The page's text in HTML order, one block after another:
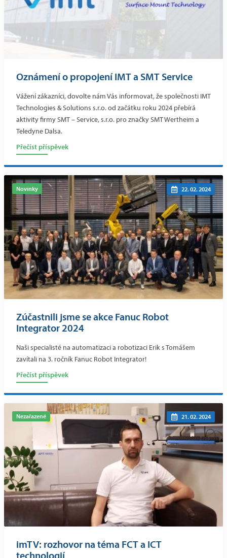
Oznámení o propojení IMT a SMT Service
Vážení zákazníci, dovolte nám Vás informovat, že společnosti IMT
Technologies & Solutions s.r.o. od začátku roku 2024 přebírá
aktivity firmy SMT – Service, s.r.o. pro značky SMT Wertheim a
Teledyne Dalsa.
Přečíst příspěvek
Novinky 22. 02. 2024
Zúčastnili jsme se akce Fanuc Robot
Integrator 2024
Naši specialisté na automatizaci a robotizaci Erik s Tomášem
zavítali na 3. ročník Fanuc Robot Integrator!
Přečíst příspěvek
Nezařazené 21. 02. 2024
imTV: rozhovor na téma FCT a ICT
technologií